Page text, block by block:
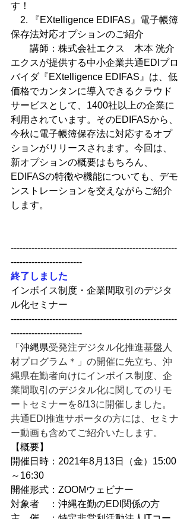
す！
2. 『EXtelligence EDIFAS』電子帳簿
保存法対応オプションのご紹介
講師：株式会社エクス　木本 洸介
エクスが提供する中小企業共通EDIプロ
バイダ『EXtelligence EDIFAS』は、低
価格でカンタンに導入できるクラウド
サービスとして、1400社以上の企業に
利用されています。そのEDIFASから、
今秋に電子帳簿保存法に対応するオプ
ションがリリースされます。今回は、
新オプションの概要はもちろん、
EDIFASの特徴や機能についても、デモ
ンストレーションを交えながらご紹介
します。
--------------------------------------------------------
------------------------
終了しました
インボイス制度・企業間取引のデジタ
ル化セミナー
--------------------------------------------------------
------------------------
「沖縄県受発注デジタル化推進基盤人
材プログラム＊」の開催に先立ち、沖
縄県在勤者向けにインボイス制度、企
業間取引のデジタル化に関してのリモ
ートセミナーを8/13に開催しました。
共通EDI推進サポータの方には、セミナ
ー動画も含めてご紹介いたします。
【概要】
開催日時：2021年8月13日（金）15:00
～16:30
開催形式：ZOOMウェビナー
対象者　：沖縄在勤のEDI関係の方